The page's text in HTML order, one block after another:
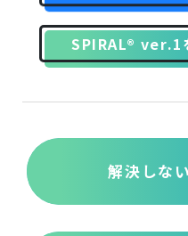
SPIRAL® ver.1
解決しな